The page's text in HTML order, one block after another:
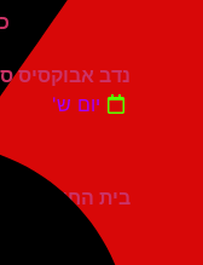
בית החייל תל אביב
נדב אבוקסיס סטנדאפ
יום ש'